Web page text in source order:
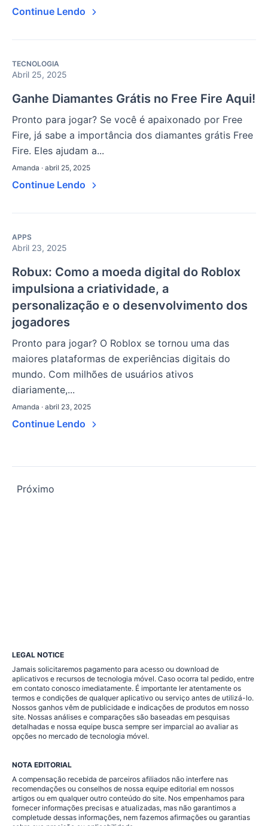
Continue Lendo
TECNOLOGIA
Abril 25, 2025
Ganhe Diamantes Grátis no Free Fire Aqui!
Pronto para jogar? Se você é apaixonado por Free
Fire, já sabe a importância dos diamantes grátis Free
Fire. Eles ajudam a...
Amanda · abril 25, 2025
Continue Lendo
APPS
Abril 23, 2025
Robux: Como a moeda digital do Roblox
impulsiona a criatividade, a
personalização e o desenvolvimento dos
jogadores
Pronto para jogar? O Roblox se tornou uma das
maiores plataformas de experiências digitais do
mundo. Com milhões de usuários ativos
diariamente,...
Amanda · abril 23, 2025
Continue Lendo
Os
incorporado
(por
exemplo,
vídeos,
artigos,
etc.).
O
Próximo
LEGAL NOTICE
Jamais solicitaremos pagamento para acesso ou download de
aplicativos e recursos de tecnologia móvel. Caso ocorra tal pedido, entre
em contato conosco imediatamente. É importante ler atentamente os
termos e condições de qualquer aplicativo ou serviço antes de utilizá-lo.
Nossos ganhos vêm de publicidade e indicações de produtos em nosso
site. Nossas análises e comparações são baseadas em pesquisas
detalhadas e nossa equipe busca sempre ser imparcial ao avaliar as
opções no mercado de tecnologia móvel.
NOTA EDITORIAL
A compensação recebida de parceiros afiliados não interfere nas
recomendações ou conselhos de nossa equipe editorial em nossos
artigos ou em qualquer outro conteúdo do site. Nos empenhamos para
fornecer informações precisas e atualizadas, mas não garantimos a
completude dessas informações, nem fazemos afirmações ou garantias